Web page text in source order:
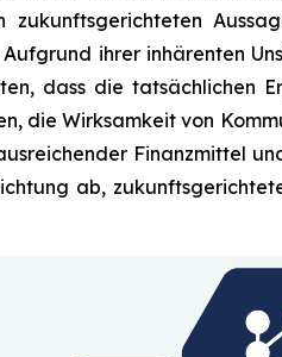
ihrer inhärenten
dass die tatsächlichen
die Wirksamkeit von
Finanzmittel
ab,